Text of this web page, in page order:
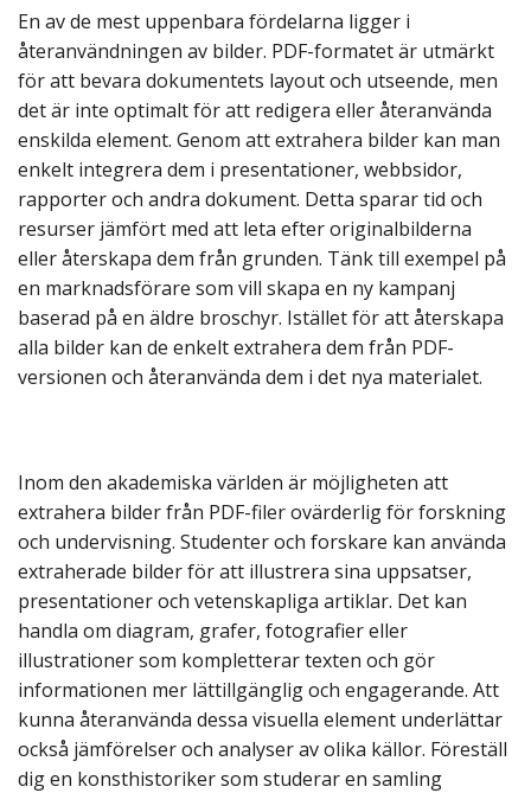
En av de mest uppenbara fördelarna ligger i
återanvändningen av bilder. PDF-formatet är utmärkt
för att bevara dokumentets layout och utseende, men
det är inte optimalt för att redigera eller återanvända
enskilda element. Genom att extrahera bilder kan man
enkelt integrera dem i presentationer, webbsidor,
rapporter och andra dokument. Detta sparar tid och
resurser jämfört med att leta efter originalbilderna
eller återskapa dem från grunden. Tänk till exempel på
en marknadsförare som vill skapa en ny kampanj
baserad på en äldre broschyr. Istället för att återskapa
alla bilder kan de enkelt extrahera dem från PDF-
versionen och återanvända dem i det nya materialet.
Inom den akademiska världen är möjligheten att
extrahera bilder från PDF-filer ovärderlig för forskning
och undervisning. Studenter och forskare kan använda
extraherade bilder för att illustrera sina uppsatser,
presentationer och vetenskapliga artiklar. Det kan
handla om diagram, grafer, fotografier eller
illustrationer som kompletterar texten och gör
informationen mer lättillgänglig och engagerande. Att
kunna återanvända dessa visuella element underlättar
också jämförelser och analyser av olika källor. Föreställ
dig en konsthistoriker som studerar en samling